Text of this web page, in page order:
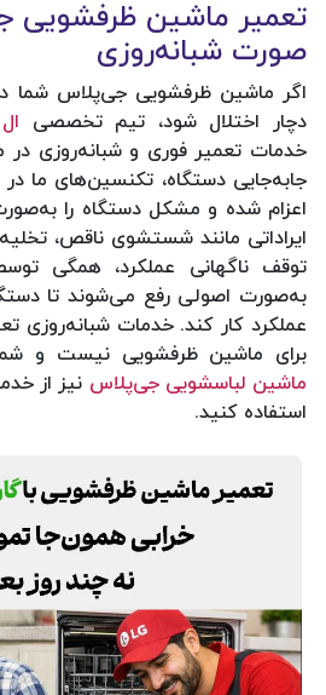
تعمیر ماشین ظرفشویی
صورت شبانه‌روزی
اگر ماشین ظرفشویی جی‌پلاس شما
دچار اختلال شود، تیم تخصصی
خدمات تعمیر فوری و شبانه‌روزی
جابه‌جایی دستگاه، تکنسین‌های ما
اعزام شده و مشکل دستگاه را
ایراداتی مانند شستشوی ناقص،
توقف ناگهانی عملکرد، همگی
به‌صورت اصولی رفع می‌شوند تا
عملکرد کار کند. خدمات شبانه‌روزی
برای ماشین ظرفشویی نیست و شما
ماشین لباسشویی جی‌پلاس نیز از
استفاده کنید.